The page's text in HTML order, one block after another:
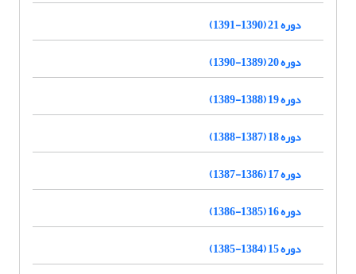
دوره 21 (1390-1391)
دوره 20 (1389-1390)
دوره 19 (1388-1389)
دوره 18 (1387-1388)
دوره 17 (1386-1387)
دوره 16 (1385-1386)
دوره 15 (1384-1385)